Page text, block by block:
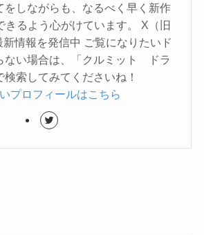
をしながらも、なるべく早く新作
きるよう心がけています。 X（旧
情報を発信中 ご覧になりたいド
ない場合は、「クルミット ドラ
検索してみてくださいね！
プロフィールはこちら